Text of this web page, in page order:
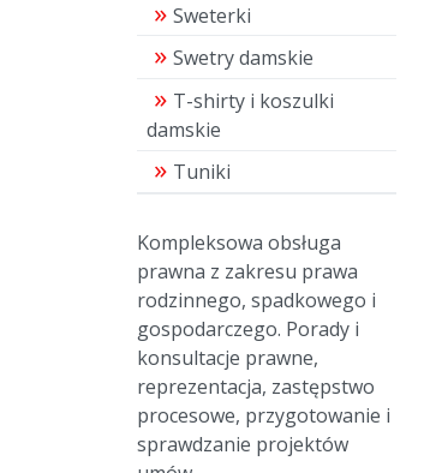
Sweterki
Swetry damskie
T-shirty i koszulki
damskie
Tuniki
Kompleksowa obsługa
prawna z zakresu prawa
rodzinnego, spadkowego i
gospodarczego. Porady i
konsultacje prawne,
reprezentacja, zastępstwo
procesowe, przygotowanie i
sprawdzanie projektów